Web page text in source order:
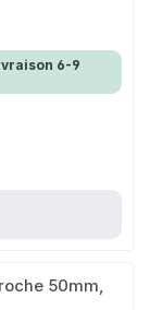
6-9